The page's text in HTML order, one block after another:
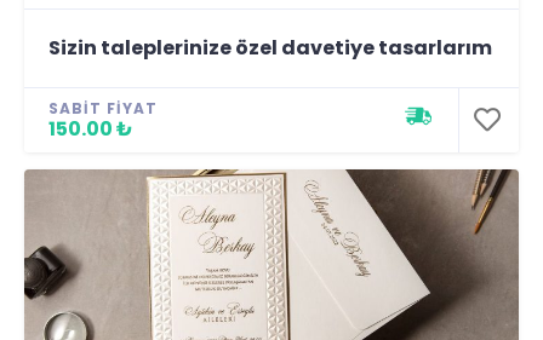
Sizin taleplerinize özel davetiye tasarlarım
SABIT FIYAT
150.00 ₺